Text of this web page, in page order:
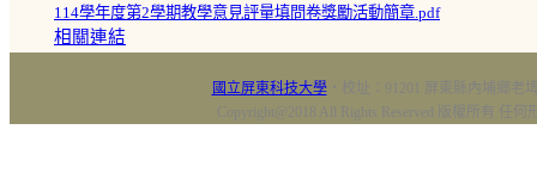
114學年度第2學期教學意見評量填問卷獎勵活動簡章.pdf
相關連結
國立屏東科技大學‧校址：91201 屏東縣內埔鄉老